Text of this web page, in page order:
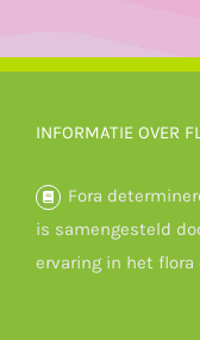
INFORMATIE OVER
Fora
is samengesteld
ervaring in het flora